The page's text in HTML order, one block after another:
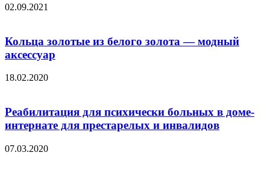
02.09.2021
Кольца золотые из белого золота — модный
аксессуар
18.02.2020
Реабилитация для психически больных в доме-
интернате для престарелых и инвалидов
07.03.2020